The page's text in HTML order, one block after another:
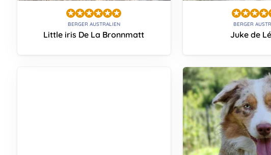
BERGER AUSTRALIEN
Little iris De La Bronnmatt
BERGER
Juke de